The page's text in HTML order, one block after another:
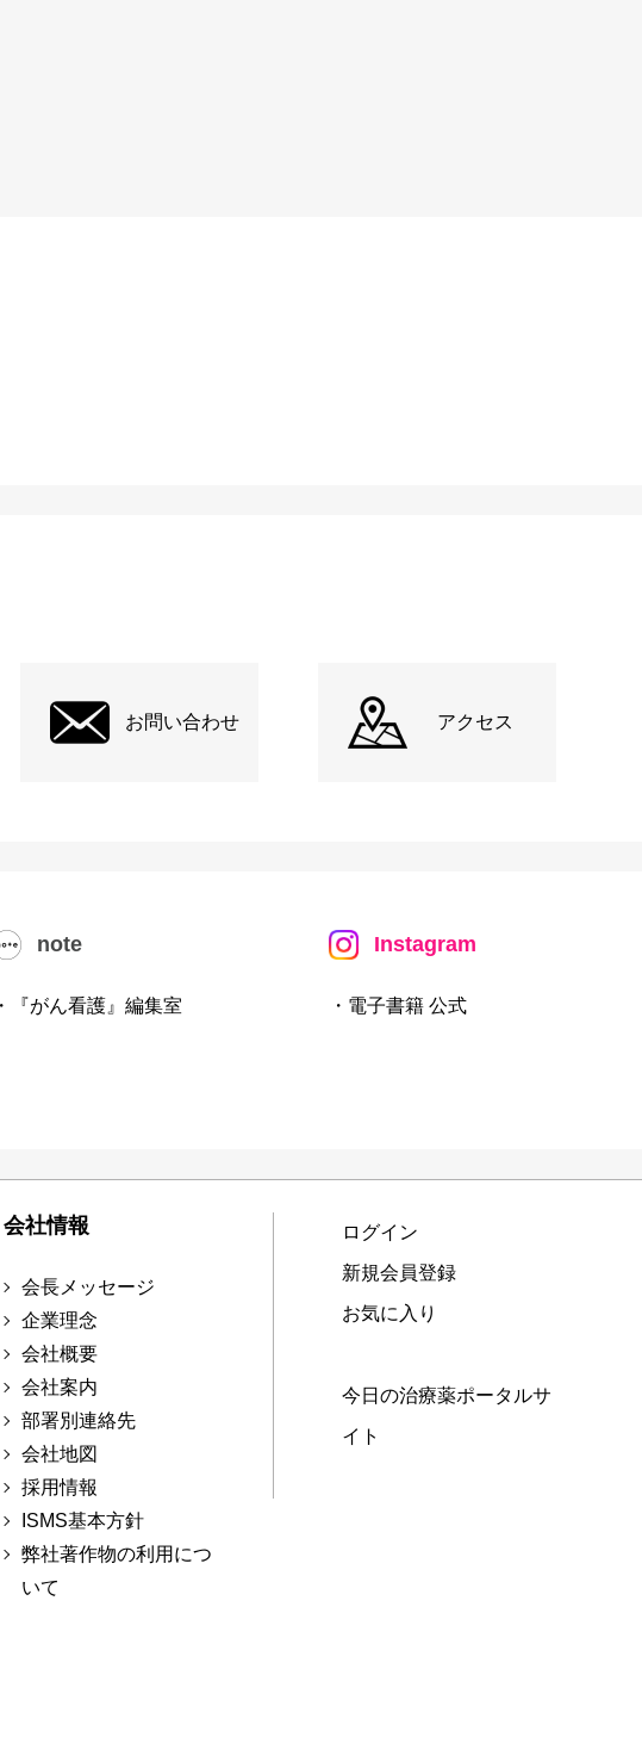
お問い合わせ アクセス
note
・『がん看護』編集室
Instagram
・電子書籍 公式
会社情報
会長メッセージ
企業理念
会社概要
会社案内
部署別連絡先
会社地図
採用情報
ISMS基本方針
弊社著作物の利用につ
いて
ログイン
新規会員登録
お気に入り
今日の治療薬ポータルサ
イト